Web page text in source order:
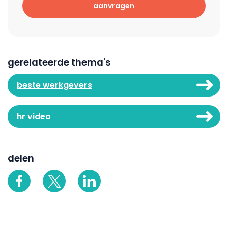
aanvragen
gerelateerde thema's
beste werkgevers
hr video
delen